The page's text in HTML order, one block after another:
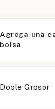
Agrega una
bolsa
Doble Grosor